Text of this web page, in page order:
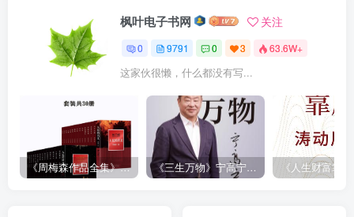
枫叶电子书网 关注
0 9791 0 3 63.6W+
这家伙很懒，什么都没有写...
《周梅森作品全集》[共30册] 《三生万物》宁高宁（epub+mobi+azw3+pdf）